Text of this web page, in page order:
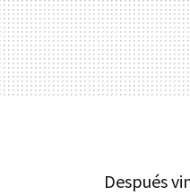
Después